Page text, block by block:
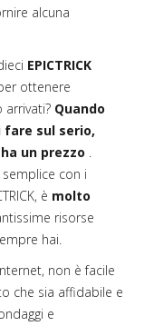
alcuna
EPICTRICK
ottenere
arrivati? Quando
sul serio,
un prezzo .
con i
è molto
risorse
hai.
non è facile
che sia affidabile e
e